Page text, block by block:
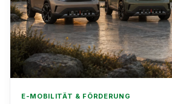
E-MOBILITÄT & FÖRDERUNG